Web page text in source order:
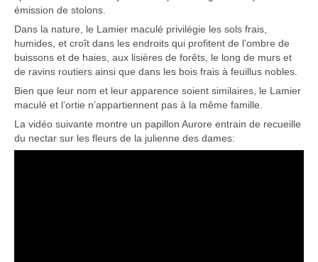
émission de stolons.
Dans la nature, le Lamier maculé privilégie les sols frais,
humides, et croît dans les endroits qui profitent de l’ombre de
buissons et de haies, aux lisières de forêts, le long de murs et
de ravins routiers ainsi que dans les bois frais à feuillus nobles.
Bien que leur nom et leur apparence soient similaires, le Lamier
maculé et l’ortie n’appartiennent pas à la même famille.
La vidéo suivante montre un papillon Aurore entrain de recueille
du nectar sur les fleurs de la julienne des dames: